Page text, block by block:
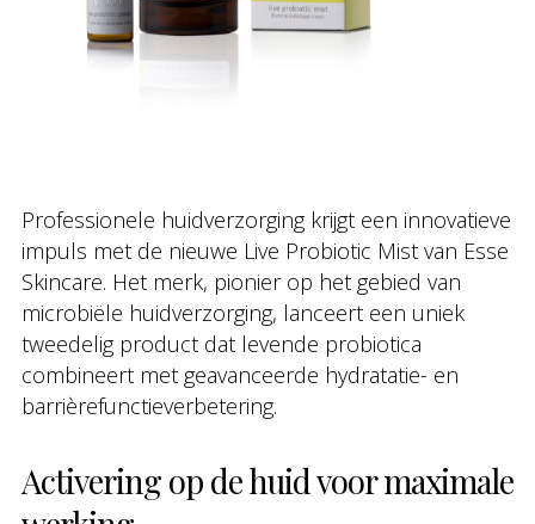
Professionele huidverzorging krijgt een innovatieve
impuls met de nieuwe Live Probiotic Mist van Esse
Skincare. Het merk, pionier op het gebied van
microbiële huidverzorging, lanceert een uniek
tweedelig product dat levende probiotica
combineert met geavanceerde hydratatie- en
barrièrefunctieverbetering.
Activering op de huid voor maximale